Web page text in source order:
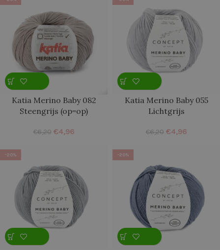
Katia Merino Baby 082
Steengrijs (op=op)
€6,20 €4,96
Katia Merino Baby 055
Lichtgrijs
€6,20 €4,96
-20% -20%